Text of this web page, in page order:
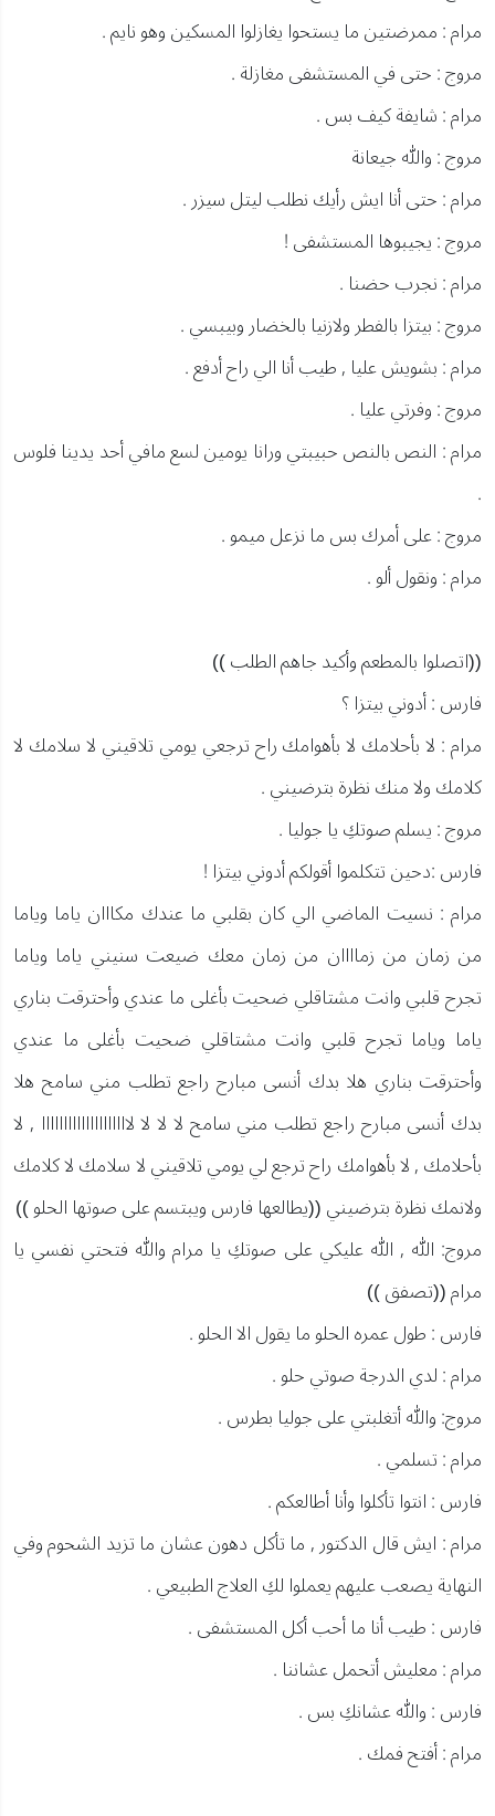
مرام : ممرضتين ما يستحوا يغازلوا المسكين وهو نايم .
مروج : حتى في المستشفى مغازلة .
مرام : شايفة كيف بس .
مروج : والله جيعانة
مرام : حتى أنا ايش رأيك نطلب ليتل سيزر .
مروج : يجيبوها المستشفى !
مرام : نجرب حضنا .
مروج : بيتزا بالفطر ولازنيا بالخضار وبيبسي .
مرام : بشويش عليا , طيب أنا الي راح أدفع .
مروج : وفرتي عليا .
مرام : النص بالنص حبيبتي ورانا يومين لسع مافي أحد يدينا فلوس
.
مروج : على أمرك بس ما نزعل ميمو .
مرام : ونقول ألو .
((اتصلوا بالمطعم وأكيد جاهم الطلب ))
فارس : أدوني بيتزا ؟
مرام : لا بأحلامك لا بأهوامك راح ترجعي يومي تلاقيني لا سلامك لا
كلامك ولا منك نظرة بترضيني .
مروج : يسلم صوتكِ يا جوليا .
فارس :دحين تتكلموا أقولكم أدوني بيتزا !
مرام : نسيت الماضي الي كان بقلبي ما عندك مكااان ياما وياما
من زمان من زماااان من زمان معك ضيعت سنيني ياما وياما
تجرح قلبي وانت مشتاقلي ضحيت بأغلى ما عندي وأحترقت بناري
ياما وياما تجرح قلبي وانت مشتاقلي ضحيت بأغلى ما عندي
وأحترقت بناري هلا بدك أنسى مبارح راجع تطلب مني سامح هلا
بدك أنسى مبارح راجع تطلب مني سامح لا لا لا لاااااااااااااااااااا , لا
بأحلامك , لا بأهوامك راح ترجع لي يومي تلاقيني لا سلامك لا كلامك
ولانمك نظرة بترضيني ((يطالعها فارس ويبتسم على صوتها الحلو ))
مروج: الله , الله عليكي على صوتكِ يا مرام والله فتحتي نفسي يا
مرام ((تصفق ))
فارس : طول عمره الحلو ما يقول الا الحلو .
مرام : لدي الدرجة صوتي حلو .
مروج: والله أتغلبتي على جوليا بطرس .
مرام : تسلمي .
فارس : انتوا تأكلوا وأنا أطالعكم .
مرام : ايش قال الدكتور , ما تأكل دهون عشان ما تزيد الشحوم وفي
النهاية يصعب عليهم يعملوا لكِ العلاج الطبيعي .
فارس : طيب أنا ما أحب أكل المستشفى .
مرام : معليش أتحمل عشاننا .
فارس : والله عشانكِ بس .
مرام : أفتح فمك .